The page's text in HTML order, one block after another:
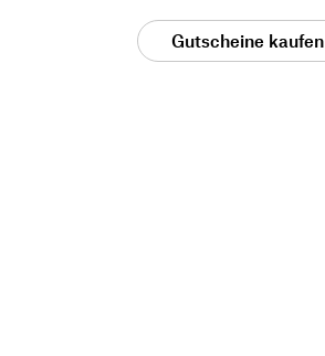
Gutscheine kaufen